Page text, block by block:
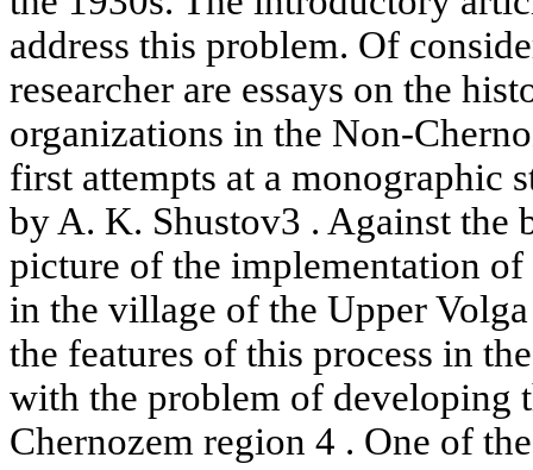
address this problem. Of
researcher are essays on the
organizations in the Non-
first attempts at a monographic
by A. K. Shustov3 . Against the
picture of the implementation
in the village of the Upper
the features of this process in
with the problem of developing
Chernozem region 4 . One of